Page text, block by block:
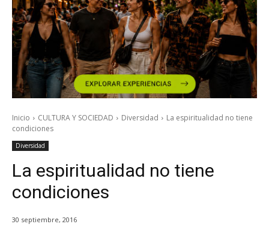
Inicio CULTURA Y SOCIEDAD Diversidad
La espiritualidad no tiene
condiciones
Diversidad
La espiritualidad no tiene
condiciones
30 septiembre, 2016